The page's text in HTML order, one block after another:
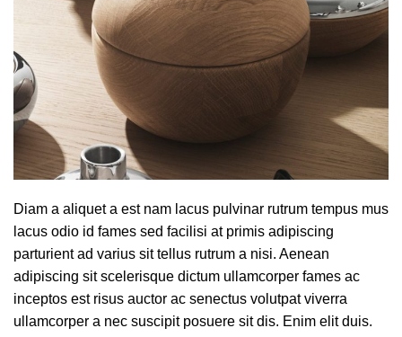
Diam a aliquet a est nam lacus pulvinar rutrum tempus mus
lacus odio id fames sed facilisi at primis adipiscing
parturient ad varius sit tellus rutrum a nisi. Aenean
adipiscing sit scelerisque dictum ullamcorper fames ac
inceptos est risus auctor ac senectus volutpat viverra
ullamcorper a nec suscipit posuere sit dis. Enim elit duis.